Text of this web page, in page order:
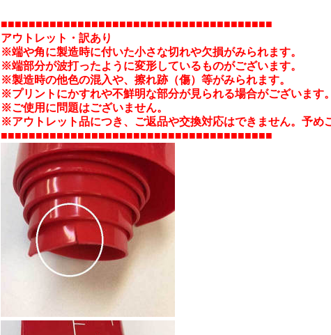
■■■■■■■■■■■■■■■■■■■■■■■■■■■■■■■■■■■■■■■
アウトレット・訳あり
※端や角に製造時に付いた小さな切れや欠損がみられます。
※端部分が波打ったように変形しているものがございます。
※製造時の他色の混入や、擦れ跡（傷）等がみられます。
※プリントにかすれや不鮮明な部分が見られる場合がございます。
※ご使用に問題はございません。
※アウトレット品につき、ご返品や交換対応はできません。予め
■■■■■■■■■■■■■■■■■■■■■■■■■■■■■■■■■■■■■■■